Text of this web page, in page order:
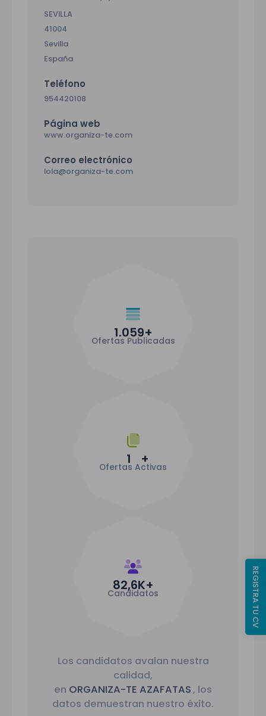
SEVILLA
41004
Sevilla
España
Teléfono
954420108
Página web
www.organiza-te.com
Correo electrónico
lola@organiza-te.com
1.059+
Ofertas Publicadas
1 +
Ofertas Activas
82,6K+
Candidatos
Los candidatos avalan nuestra
calidad,
en ORGANIZA-TE AZAFATAS, los
datos demuestran nuestro éxito.
REGISTRA TU CV